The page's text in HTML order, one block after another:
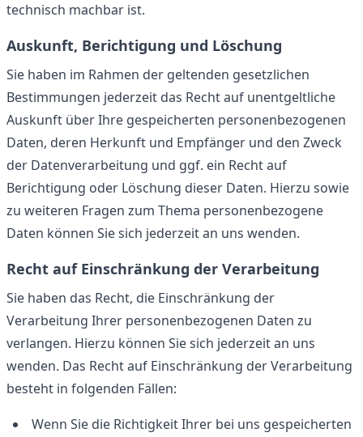
technisch machbar ist.
Auskunft, Berichtigung und Löschung
Sie haben im Rahmen der geltenden gesetzlichen
Bestimmungen jederzeit das Recht auf unentgeltliche
Auskunft über Ihre gespeicherten personenbezogenen
Daten, deren Herkunft und Empfänger und den Zweck
der Datenverarbeitung und ggf. ein Recht auf
Berichtigung oder Löschung dieser Daten. Hierzu sowie
zu weiteren Fragen zum Thema personenbezogene
Daten können Sie sich jederzeit an uns wenden.
Recht auf Einschränkung der Verarbeitung
Sie haben das Recht, die Einschränkung der
Verarbeitung Ihrer personenbezogenen Daten zu
verlangen. Hierzu können Sie sich jederzeit an uns
wenden. Das Recht auf Einschränkung der Verarbeitung
besteht in folgenden Fällen:
Wenn Sie die Richtigkeit Ihrer bei uns gespeicherten